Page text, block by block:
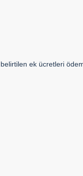
ek ücretleri